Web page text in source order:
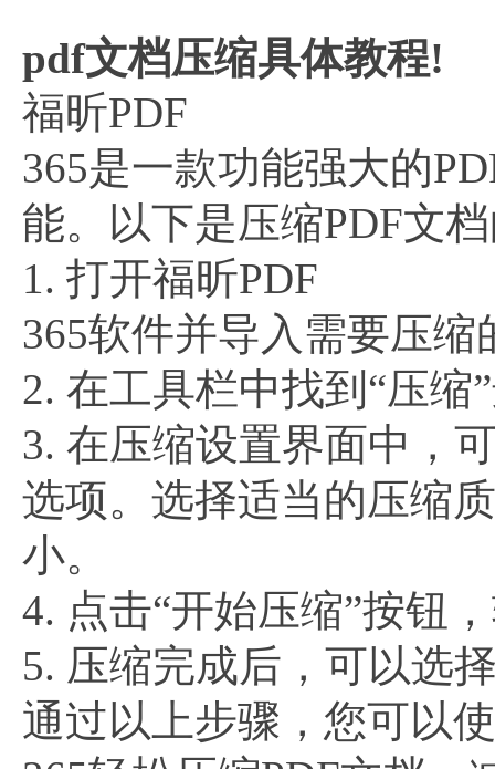
pdf文档压缩具体教程!
福昕PDF
365是一款功能强大的
能。以下是压缩PDF文
1. 打开福昕PDF
365软件并导入需要压缩
2. 在工具栏中找到“压
3. 在压缩设置界面中，
选项。选择适当的压缩
小。
4. 点击“开始压缩”按钮
5. 压缩完成后，可以选
通过以上步骤，您可以